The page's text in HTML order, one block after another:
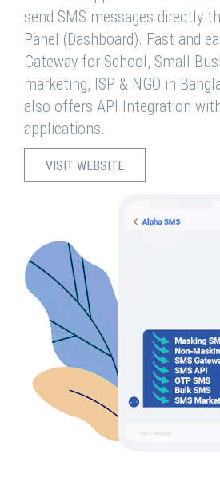
send SMS messages directly
Panel (Dashboard). Fast and
Gateway for School, Small
marketing, ISP & NGO in
also offers API Integration
applications.
VISIT WEBSITE